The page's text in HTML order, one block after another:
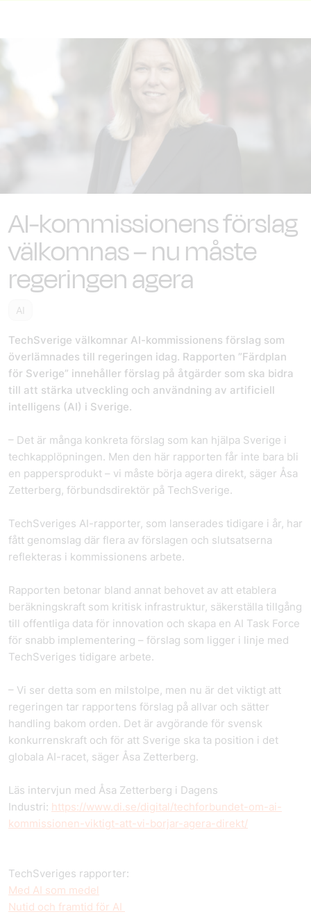
AI-kommissionens förslag
välkomnas – nu måste
regeringen agera
AI
TechSverige välkomnar AI-kommissionens förslag som
överlämnades till regeringen idag. Rapporten ”Färdplan
för Sverige” innehåller förslag på åtgärder som ska bidra
till att stärka utveckling och användning av artificiell
intelligens (AI) i Sverige.
– Det är många konkreta förslag som kan hjälpa Sverige i
techkapplöpningen. Men den här rapporten får inte bara bli
en pappersprodukt – vi måste börja agera direkt, säger Åsa
Zetterberg, förbundsdirektör på TechSverige.
TechSveriges AI-rapporter, som lanserades tidigare i år, har
fått genomslag där flera av förslagen och slutsatserna
reflekteras i kommissionens arbete.
Rapporten betonar bland annat behovet av att etablera
beräkningskraft som kritisk infrastruktur, säkerställa tillgång
till offentliga data för innovation och skapa en AI Task Force
för snabb implementering – förslag som ligger i linje med
TechSveriges tidigare arbete.
– Vi ser detta som en milstolpe, men nu är det viktigt att
regeringen tar rapportens förslag på allvar och sätter
handling bakom orden. Det är avgörande för svensk
konkurrenskraft och för att Sverige ska ta position i det
globala AI-racet, säger Åsa Zetterberg.
Läs intervjun med Åsa Zetterberg i Dagens
Industri: https://www.di.se/digital/techforbundet-om-ai-
kommissionen-viktigt-att-vi-borjar-agera-direkt/
TechSveriges rapporter:
Med AI som medel
Nutid och framtid för AI